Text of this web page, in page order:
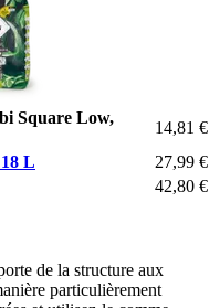
Square Low,
14,81 €
L
27,99 €
42,80 €
de la structure aux
particulièrement